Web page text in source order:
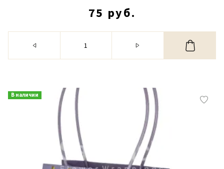
75 руб.
В наличии